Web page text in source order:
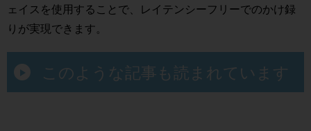
ェイスを使用することで、レイテンシーフリーでのかけ録
りが実現できます。
このような記事も読まれています